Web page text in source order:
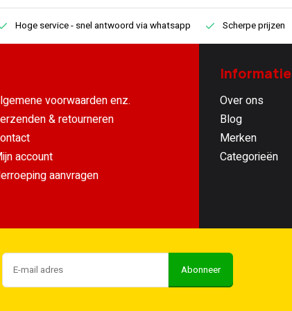
Hoge service- snel antwoord via whatsapp Scherpe prijzen
voorwaarden enz.
& retourneren
account
aanvragen
Informatie
Over ons
Blog
Merken
Categorieën
Abonneer